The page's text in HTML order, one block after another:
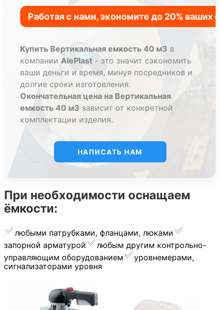
Купить Вертикальная емкость 40 м3 в
компании AlePlast - это значит сэкономить
ваши деньги и время, минуя посредников и
долгие сроки изготовления.
Окончательная цена на Вертикальная
емкость 40 м3 зависит от конкретной
комплектации изделия.
НАПИСАТЬ НАМ
При необходимости оснащаем
ёмкости:
любыми патрубками, фланцами, люками
запорной арматурой
︎любым другим контрольно-
управляющим оборудованием
уровнемерами,
сигнализаторами уровня